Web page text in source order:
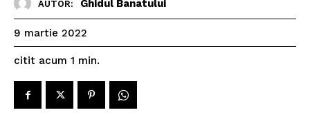
AUTOR: Ghidul Banatului
9 martie 2022
citit acum 1 min.